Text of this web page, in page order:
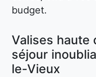
budget.
Valises haute
séjour
le-Vieux